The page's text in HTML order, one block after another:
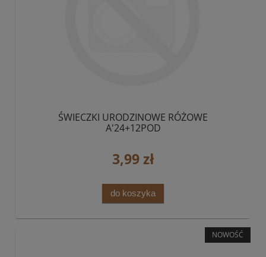
ŚWIECZKI URODZINOWE RÓŻOWE
A'24+12POD
3,99 zł
do koszyka
NOWOŚĆ